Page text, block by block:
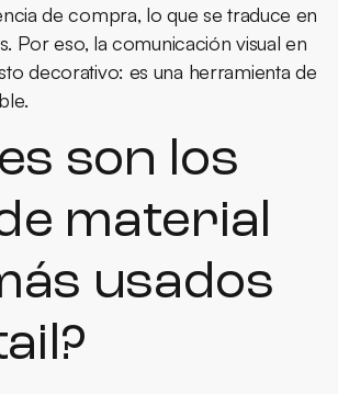
de compra, lo que se traduce en
Por eso, la comunicación visual en
decorativo: es una herramienta de
son los
material
usados